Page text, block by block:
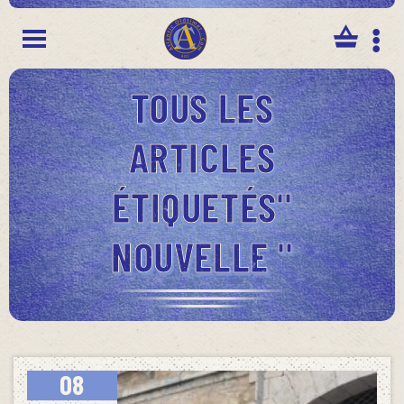
Panneau de gestion des cookies
TOUS LES
ARTICLES
ÉTIQUETÉS"
NOUVELLE "
08